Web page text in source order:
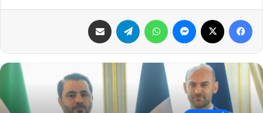
فيسبوك ماسنجر واتساب تيلقرام